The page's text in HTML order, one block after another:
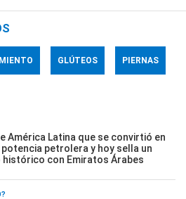
GLÚTEOS PIERNAS
América Latina que se convirtió en
potencia petrolera y hoy sella un
histórico con Emiratos Árabes